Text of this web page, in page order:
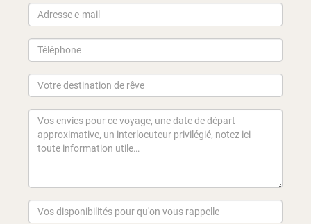
public.fr/particuliers/vosdroits/F15392
Sossusvlei toute l'année
Notre conseil d'experts :
choisir qu'une période, juillet-septembre réunit
toutes les conditions — idéal pour Etosha,
parfait pour Sossusvlei, agréable partout. Si
vous visez un budget plus serré ou la